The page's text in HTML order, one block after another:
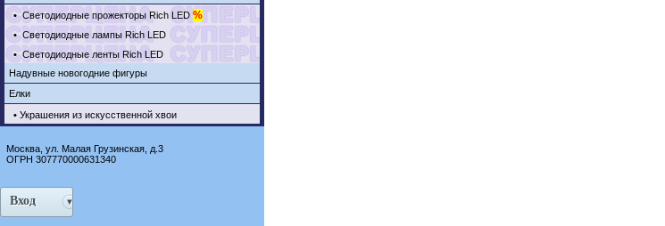
•Светодиодные прожекторы Rich LED %
•Светодиодные лампы Rich LED
•Светодиодные ленты Rich LED
Надувные новогодние фигуры
Елки
• Украшения из искусственной хвои
Москва, ул. Малая Грузинская, д.3
ОГРН 307770000631340
Вход